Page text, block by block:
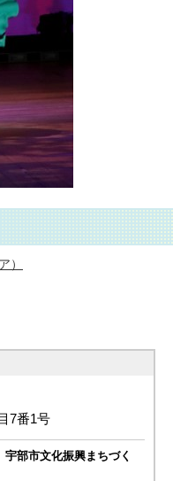
）
7番1号
部市文化振興まちづく